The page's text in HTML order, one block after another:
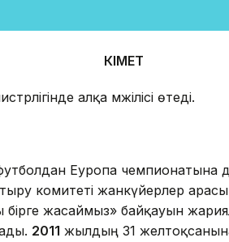
ҮКІМЕТ
алқа мәжілісі өтеді.
Еуропа
комитеті жанкүйерлер
бірге жасаймыз» байқауын
2011 жылдың 31